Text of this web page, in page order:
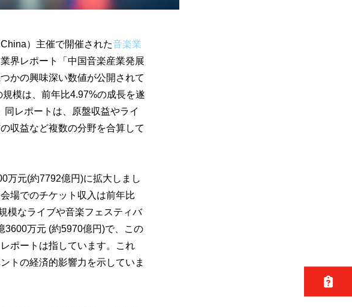
）主催で開催された音楽業
界レポート「中国音楽産業発展
かの興味深い数値が公開されて
模は、前年比4.97%の成長を遂
レポートは、原盤収益やライ
収益など複数の分野を合算して
万元(約7792億円)に拡大しまし
場でのチケット収入は前年比
模なライブや音楽フェスティバ
3600万元 (約5970億円)で、この
ポートは指しています。これ
トの経済的影響力を示していま